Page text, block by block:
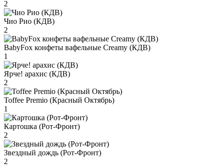
2
Чио Рио (КДВ)
2
BabyFox конфеты вафельные Creamy (КДВ)
1
Ярче! арахис (КДВ)
2
Toffee Premio (Красный Октябрь)
1
Картошка (Рот-Фронт)
2
Звездный дождь (Рот-Фронт)
2